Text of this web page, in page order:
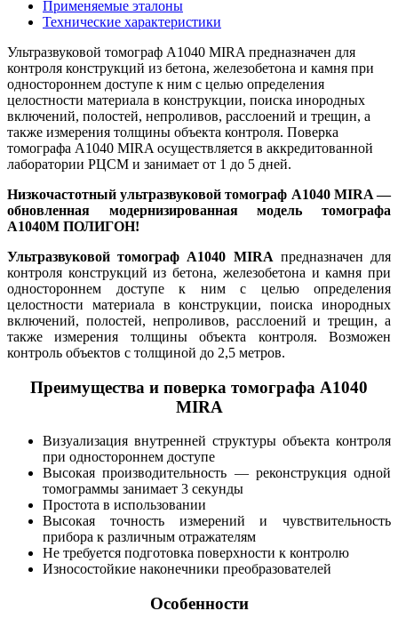
Применяемые эталоны
Технические характеристики
Ультразвуковой томограф А1040 MIRA предназначен для
контроля конструкций из бетона, железобетона и камня при
одностороннем доступе к ним с целью определения
целостности материала в конструкции, поиска инородных
включений, полостей, непроливов, расслоений и трещин, а
также измерения толщины объекта контроля. Поверка
томографа А1040 MIRA осуществляется в аккредитованной
лаборатории РЦСМ и занимает от 1 до 5 дней.
Низкочастотный ультразвуковой томограф А1040 MIRA —
обновленная модернизированная модель томографа
А1040М ПОЛИГОН!
Ультразвуковой томограф А1040 MIRA предназначен для
контроля конструкций из бетона, железобетона и камня при
одностороннем доступе к ним с целью определения
целостности материала в конструкции, поиска инородных
включений, полостей, непроливов, расслоений и трещин, а
также измерения толщины объекта контроля. Возможен
контроль объектов с толщиной до 2,5 метров.
Преимущества и поверка томографа А1040
MIRA
Визуализация внутренней структуры объекта контроля
при одностороннем доступе
Высокая производительность — реконструкция одной
томограммы занимает 3 секунды
Простота в использовании
Высокая точность измерений и чувствительность
прибора к различным отражателям
Не требуется подготовка поверхности к контролю
Износостойкие наконечники преобразователей
Особенности